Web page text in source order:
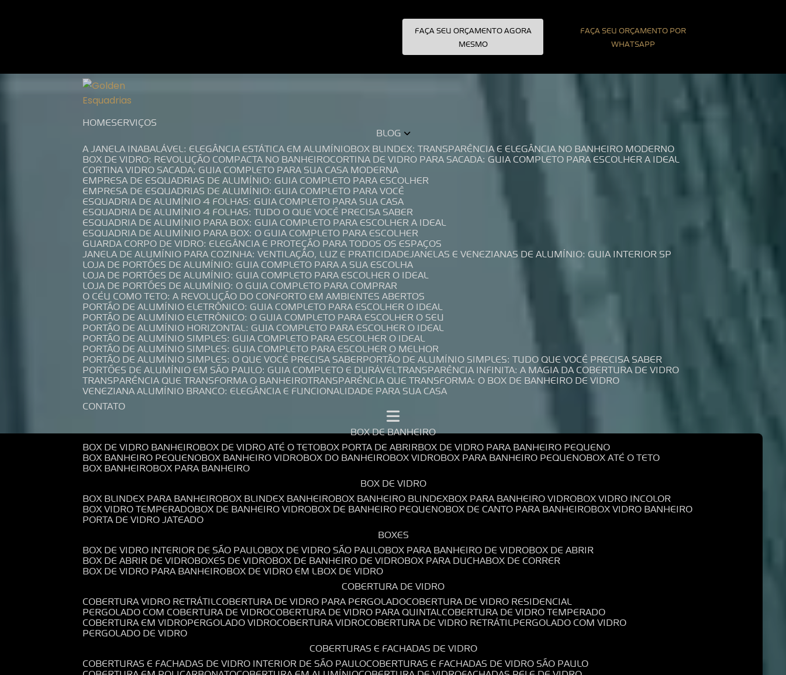
FAÇA SEU ORÇAMENTO AGORA
MESMO
FAÇA SEU ORÇAMENTO POR
WHATSAPP
HOME SERVIÇOS
BLOG
A JANELA INABALÁVEL: ELEGÂNCIA ESTÁTICA EM ALUMÍNIO BOX BLINDEX: TRANSPARÊNCIA E ELEGÂNCIA NO BANHEIRO MODERNO
BOX DE VIDRO: REVOLUÇÃO COMPACTA NO BANHEIRO CORTINA DE VIDRO PARA SACADA: GUIA COMPLETO PARA ESCOLHER A IDEAL
CORTINA VIDRO SACADA: GUIA COMPLETO PARA SUA CASA MODERNA
EMPRESA DE ESQUADRIAS DE ALUMÍNIO: GUIA COMPLETO PARA ESCOLHER
EMPRESA DE ESQUADRIAS DE ALUMÍNIO: GUIA COMPLETO PARA VOCÊ
ESQUADRIA DE ALUMÍNIO 4 FOLHAS: GUIA COMPLETO PARA SUA CASA
ESQUADRIA DE ALUMÍNIO 4 FOLHAS: TUDO O QUE VOCÊ PRECISA SABER
ESQUADRIA DE ALUMÍNIO PARA BOX: GUIA COMPLETO PARA ESCOLHER A IDEAL
ESQUADRIA DE ALUMÍNIO PARA BOX: O GUIA COMPLETO PARA ESCOLHER
GUARDA CORPO DE VIDRO: ELEGÂNCIA E PROTEÇÃO PARA TODOS OS ESPAÇOS
JANELA DE ALUMÍNIO PARA COZINHA: VENTILAÇÃO, LUZ E PRATICIDADE JANELAS E VENEZIANAS DE ALUMÍNIO: GUIA INTERIOR SP
LOJA DE PORTÕES DE ALUMÍNIO: GUIA COMPLETO PARA A SUA ESCOLHA
LOJA DE PORTÕES DE ALUMÍNIO: GUIA COMPLETO PARA ESCOLHER O IDEAL
LOJA DE PORTÕES DE ALUMÍNIO: O GUIA COMPLETO PARA COMPRAR
O CÉU COMO TETO: A REVOLUÇÃO DO CONFORTO EM AMBIENTES ABERTOS
PORTÃO DE ALUMÍNIO ELETRÔNICO: GUIA COMPLETO PARA ESCOLHER O IDEAL
PORTÃO DE ALUMÍNIO ELETRÔNICO: O GUIA COMPLETO PARA ESCOLHER O SEU
PORTÃO DE ALUMÍNIO HORIZONTAL: GUIA COMPLETO PARA ESCOLHER O IDEAL
PORTÃO DE ALUMÍNIO SIMPLES: GUIA COMPLETO PARA ESCOLHER O IDEAL
PORTÃO DE ALUMÍNIO SIMPLES: GUIA COMPLETO PARA ESCOLHER O MELHOR
PORTÃO DE ALUMÍNIO SIMPLES: O QUE VOCÊ PRECISA SABER PORTÃO DE ALUMÍNIO SIMPLES: TUDO QUE VOCÊ PRECISA SABER
PORTÕES DE ALUMÍNIO EM SÃO PAULO: GUIA COMPLETO E DURÁVEL TRANSPARÊNCIA INFINITA: A MAGIA DA COBERTURA DE VIDRO
TRANSPARÊNCIA QUE TRANSFORMA O BANHEIRO TRANSPARÊNCIA QUE TRANSFORMA: O BOX DE BANHEIRO DE VIDRO
VENEZIANA ALUMÍNIO BRANCO: ELEGÂNCIA E FUNCIONALIDADE PARA SUA CASA
CONTATO
BOX DE BANHEIRO
BOX DE VIDRO BANHEIRO BOX DE VIDRO ATÉ O TETO BOX PORTA DE ABRIR BOX DE VIDRO PARA BANHEIRO PEQUENO
BOX BANHEIRO PEQUENO BOX BANHEIRO VIDRO BOX DO BANHEIRO BOX VIDRO BOX PARA BANHEIRO PEQUENO BOX ATÉ O TETO
BOX BANHEIRO BOX PARA BANHEIRO
BOX DE VIDRO
BOX BLINDEX PARA BANHEIRO BOX BLINDEX BANHEIRO BOX BANHEIRO BLINDEX BOX PARA BANHEIRO VIDRO BOX VIDRO INCOLOR
BOX VIDRO TEMPERADO BOX DE BANHEIRO VIDRO BOX DE BANHEIRO PEQUENO BOX DE CANTO PARA BANHEIRO BOX VIDRO BANHEIRO
PORTA DE VIDRO JATEADO
BOXES
BOX DE VIDRO INTERIOR DE SÃO PAULO BOX DE VIDRO SÃO PAULO BOX PARA BANHEIRO DE VIDRO BOX DE ABRIR
BOX DE ABRIR DE VIDRO BOXES DE VIDRO BOX DE BANHEIRO DE VIDRO BOX PARA DUCHA BOX DE CORRER
BOX DE VIDRO PARA BANHEIRO BOX DE VIDRO EM L BOX DE VIDRO
COBERTURA DE VIDRO
COBERTURA VIDRO RETRÁTIL COBERTURA DE VIDRO PARA PERGOLADO COBERTURA DE VIDRO RESIDENCIAL
PERGOLADO COM COBERTURA DE VIDRO COBERTURA DE VIDRO PARA QUINTAL COBERTURA DE VIDRO TEMPERADO
COBERTURA EM VIDRO PERGOLADO VIDRO COBERTURA VIDRO COBERTURA DE VIDRO RETRÁTIL PERGOLADO COM VIDRO
PERGOLADO DE VIDRO
COBERTURAS E FACHADAS DE VIDRO
COBERTURAS E FACHADAS DE VIDRO INTERIOR DE SÃO PAULO COBERTURAS E FACHADAS DE VIDRO SÃO PAULO